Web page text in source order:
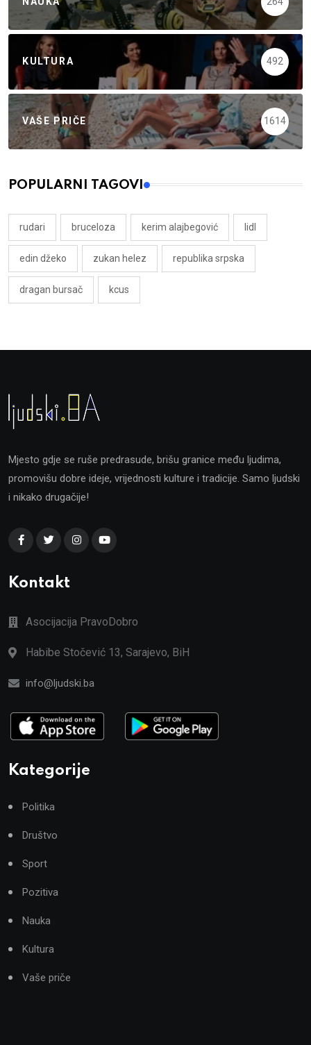
KULTURA 492
VAŠE PRIČE 1614
POPULARNI TAGOVI
rudari bruceloza kerim alajbegović lidl
edin džeko zukan helez republika srpska
dragan bursač kcus
Mjesto gdje se ruše predrasude, brišu granice među ljudima,
promovišu dobre ideje, vrijednosti kulture i tradicije. Samo ljudski
i nikako drugačije!
Kontakt
Asocijacija PravoDobro
Habibe Stočević 13, Sarajevo, BiH
info@ljudski.ba
Kategorije
Politika
Društvo
Sport
Pozitiva
Nauka
Kultura
Vaše priče